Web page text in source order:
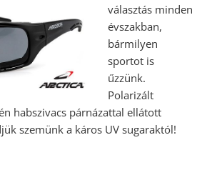
választás minden
évszakban,
bármilyen
sportot is
űzzünk.
Polarizált
habszivacs párnázattal ellátott
szemünk a káros UV sugaraktól!